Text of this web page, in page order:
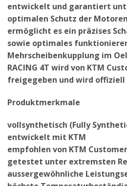
entwickelt und garantiert
optimalen Schutz der
ermöglicht es ein präzises
sowie optimales
Mehrscheibenkupplung im
RACING 4T wird von KTM
freigegeben und wird
Produktmerkmale
vollsynthetisch (Fully
entwickelt mit KTM
empfohlen von KTM
getestet unter extremsten
aussergewöhnliche